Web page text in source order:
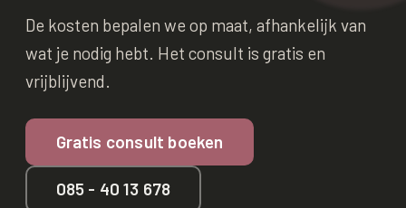
De kosten bepalen we op maat, afhankelijk van
wat je nodig hebt. Het consult is gratis en
vrijblijvend.
Gratis consult boeken
085 - 40 13 678